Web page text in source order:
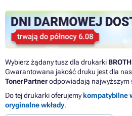
Wybierz żądany tusz dla drukarki
Gwarantowana jakość druku jest dla
TonerPartnerodpowiadają najwyższym
Do tej drukarki oferujemykompatybilne
oryginalne wkłady.